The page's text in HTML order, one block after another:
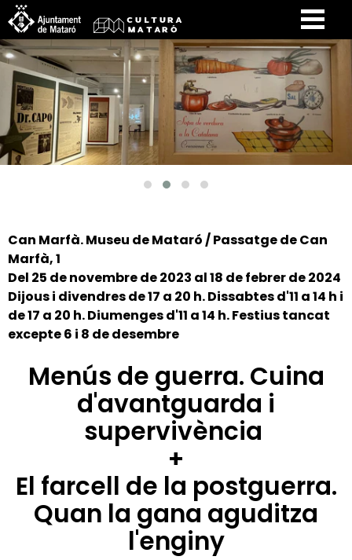
Can Marfà. Museu de Mataró / Passatge de Can
Marfà, 1
Del 25 de novembre de 2023 al 18 de febrer de 2024
Dijous i divendres de 17 a 20 h. Dissabtes d'11 a 14 h i
de 17 a 20 h. Diumenges d'11 a 14 h. Festius tancat
excepte 6 i 8 de desembre
Menús de guerra. Cuina
d'avantguarda i
supervivència
+
El farcell de la postguerra.
Quan la gana aguditza
l'enginy